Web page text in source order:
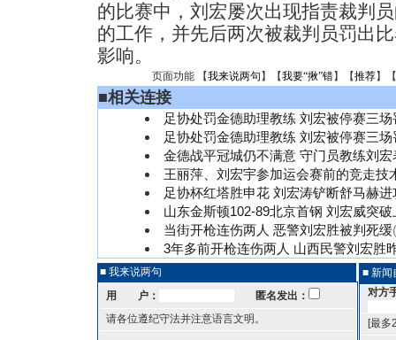
的比赛中，刘宏屡次出现指责裁判
的工作，并先后两次被裁判员罚出
影响。
页面功能 【我来说两句 】【我要“揪”错】【推荐】
■相关连接
足协处罚金德助理教练 刘宏被停赛三
足协处罚金德助理教练 刘宏被停赛三
金德战平冠城仍不满意 守门员教练刘
王丽萍、刘宏宇参加运会赛前的竞走技
足协杯红塔胜申花 刘宏涛铲断舒马赫
山东金斯顿102-89北京首钢 刘宏威突
当街开枪连伤两人 恶警刘宏胜被判死缓
3年多前开枪连伤两人 山西民警刘宏胜
■ 我来说两句
用 户：
匿名发出：
请各位遵纪守法并注意语言文明。
■ 新闻
对方
[最多